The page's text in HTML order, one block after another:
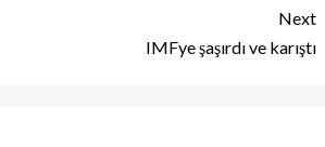
Next
IMFye şaşırdı ve karıştı